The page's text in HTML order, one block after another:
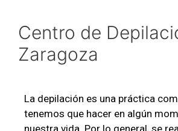
Centro de
Zaragoza
La depilación es una práctica
tenemos que hacer en algún
nuestra vida. Por lo general, se